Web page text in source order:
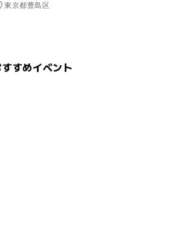
東京都豊島区
すめイベント